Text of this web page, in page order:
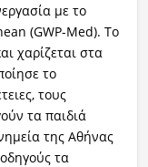
με το
(GWP-Med). Το
χαρίζεται στα
το
τους
τα παιδιά
της Αθήνας
τα